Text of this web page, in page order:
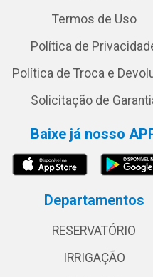
Termos de Uso
Política de
Política de Troca e
Solicitação de
Baixe já nosso
Departamentos
RESERVATÓRIO
IRRIGAÇÃO